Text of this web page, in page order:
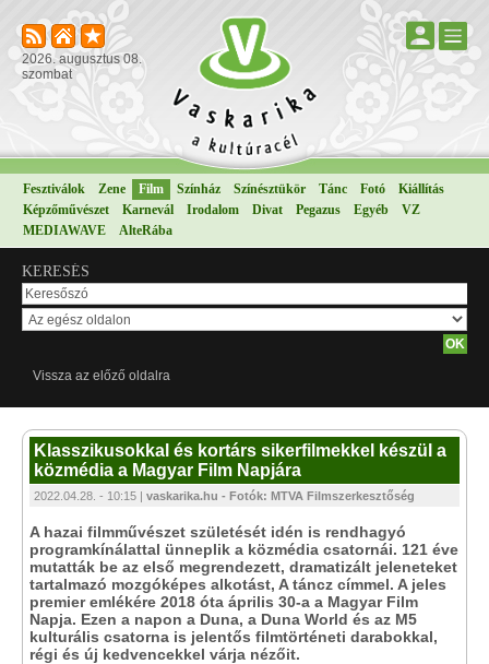
2026. augusztus 08.
szombat
Fesztiválok Zene Film Színház Színésztükör Tánc Fotó
Kiállítás
Képzőművészet
Karnevál Irodalom Divat Pegazus Egyéb
VZ
MEDIAWAVE
AlteRába
KERESÉS
Vissza az előző oldalra
Klasszikusokkal és kortárs sikerfilmekkel készül a
közmédia a Magyar Film Napjára
2022.04.28. - 10:15 | vaskarika.hu - Fotók: MTVA Filmszerkesztőség
A hazai filmművészet születését idén is rendhagyó
programkínálattal ünneplik a közmédia csatornái. 121 éve
mutatták be az első megrendezett, dramatizált jeleneteket
tartalmazó mozgóképes alkotást, A táncz címmel. A jeles
premier emlékére 2018 óta április 30-a a Magyar Film
Napja. Ezen a napon a Duna, a Duna World és az M5
kulturális csatorna is jelentős filmtörténeti darabokkal,
régi és új kedvencekkel várja nézőit.